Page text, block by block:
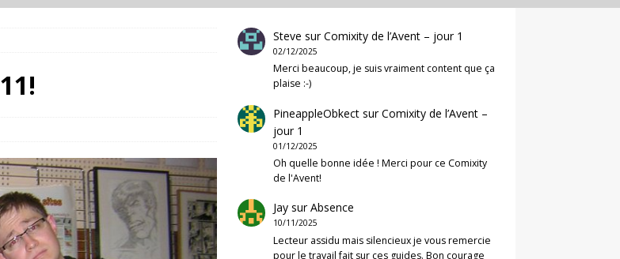
Steve surComixity de l’Avent – jour 1
02/12/2025
Merci beaucoup, je suis vraiment content que ça
plaise :-)
PineappleObkect surComixity de l’Avent –
jour 1
01/12/2025
Oh quelle bonne idée ! Merci pour ce Comixity
de l'Avent!
Jay surAbsence
10/11/2025
Lecteur assidu mais silencieux je vous remercie
pour le travail fait sur ces guides. Bon courage